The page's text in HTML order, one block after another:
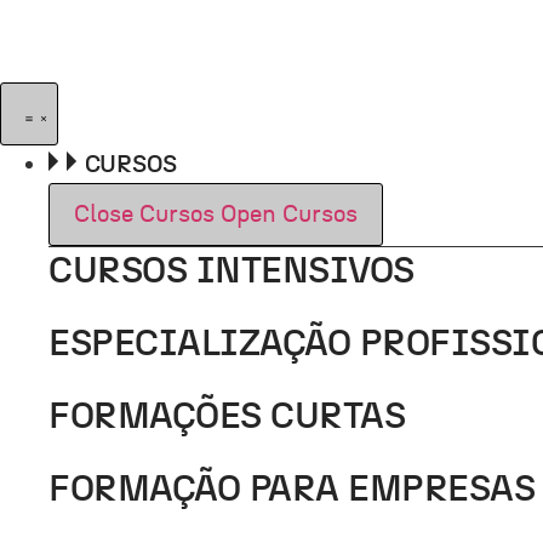
o
conteúdo
CURSOS
Close Cursos Open Cursos
CURSOS INTENSIVOS
ESPECIALIZAÇÃO
FORMAÇÕES CURTAS
FORMAÇÃO PARA EMPRESAS